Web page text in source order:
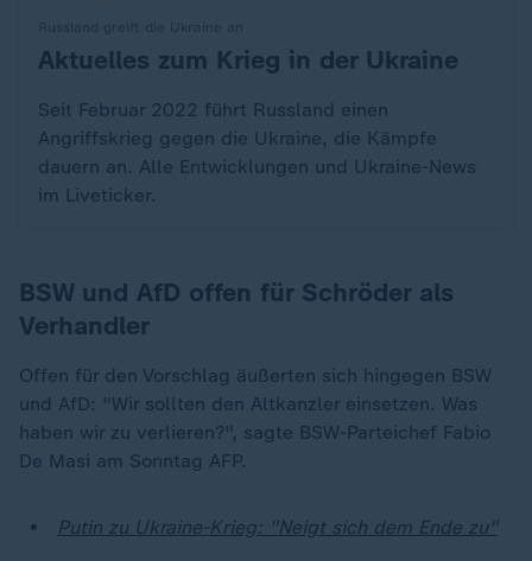
:
Aktuelles zum Krieg in der Ukraine
Seit Februar 2022 führt Russland einen
Angriffskrieg gegen die Ukraine, die Kämpfe
dauern an. Alle Entwicklungen und Ukraine-News
im Liveticker.
BSW und AfD offen für Schröder als
Verhandler
Offen für den Vorschlag äußerten sich hingegen BSW
und AfD: "Wir sollten den Altkanzler einsetzen. Was
haben wir zu verlieren?", sagte BSW-Parteichef Fabio
De Masi am Sonntag AFP.
Putin zu Ukraine-Krieg: "Neigt sich dem Ende zu"